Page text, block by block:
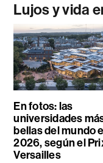
Lujos y vida
En fotos: las
universidades
bellas del mundo
2026, según el
Versailles